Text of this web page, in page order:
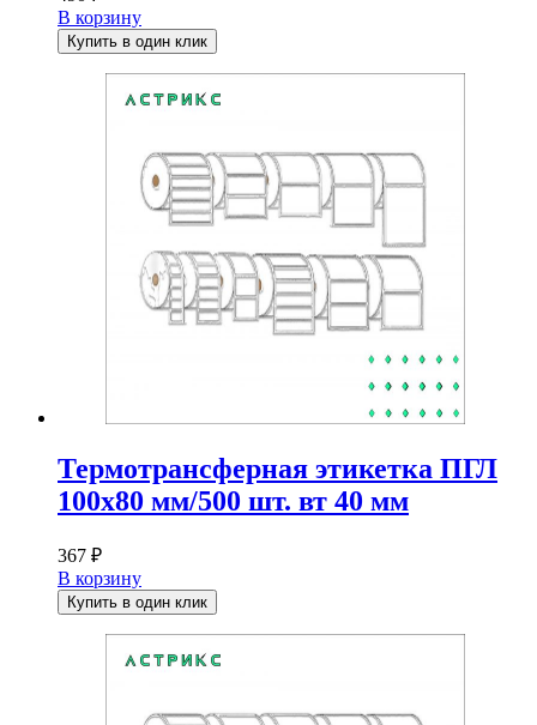
В корзину
Купить в один клик
Термотрансферная этикетка ПГЛ
100х80 мм/500 шт. вт 40 мм
367 ₽
В корзину
Купить в один клик